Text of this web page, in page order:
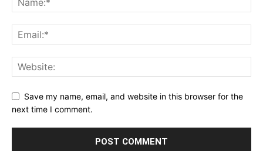
Save my name, email, and website in this browser for the
next time I comment.